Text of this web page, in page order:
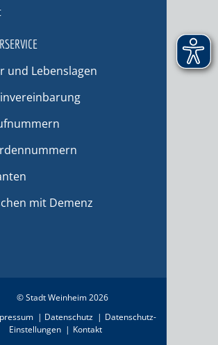
und Lebenslagen
mit Demenz
© Stadt Weinheim 2026
Datenschutz
Datenschutz-
Einstellungen
Kontakt